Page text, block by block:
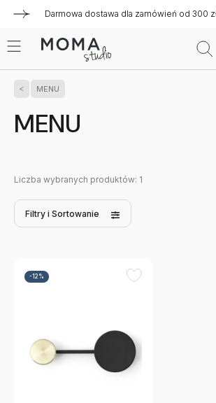
Darmowa dostawa dla zamówień od 300 zł
MENU
MENU
Liczba wybranych produktów: 1
Filtry i Sortowanie
-12%